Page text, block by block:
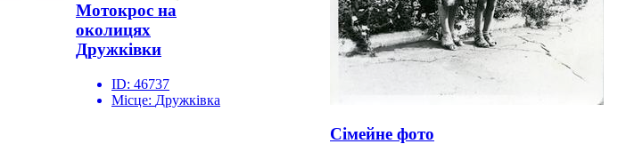
Мотокрос на
околицях
Дружківки
ID: 46737
Місце: Дружківка
Сімейне фото